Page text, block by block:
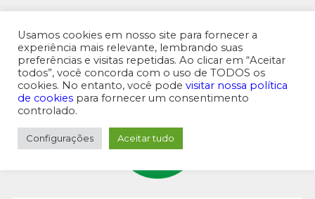
MENU SUPERIOR
Usamos cookies em nosso site para fornecer a
experiência mais relevante, lembrando suas
preferências e visitas repetidas. Ao clicar em “Aceitar
todos”, você concorda com o uso de TODOS os
cookies. No entanto, você pode visitar nossa política
de cookies para fornecer um consentimento
controlado.
Configurações Aceitar tudo